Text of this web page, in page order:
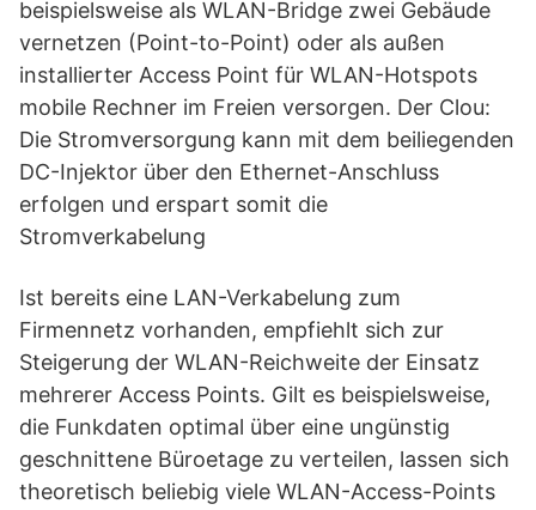
beispielsweise als WLAN-Bridge zwei Gebäude
vernetzen (Point-to-Point) oder als außen
installierter Access Point für WLAN-Hotspots
mobile Rechner im Freien versorgen. Der Clou:
Die Stromversorgung kann mit dem beiliegenden
DC-Injektor über den Ethernet-Anschluss
erfolgen und erspart somit die
Stromverkabelung
Ist bereits eine LAN-Verkabelung zum
Firmennetz vorhanden, empfiehlt sich zur
Steigerung der WLAN-Reichweite der Einsatz
mehrerer Access Points. Gilt es beispielsweise,
die Funkdaten optimal über eine ungünstig
geschnittene Büroetage zu verteilen, lassen sich
theoretisch beliebig viele WLAN-Access-Points